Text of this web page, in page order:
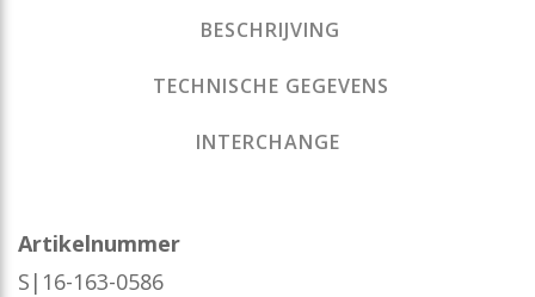
BESCHRIJVING
TECHNISCHE GEGEVENS
INTERCHANGE
Artikelnummer
S|16-163-0586